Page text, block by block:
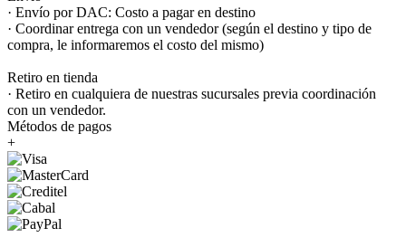
· Envío por DAC: Costo a pagar en destino
· Coordinar entrega con un vendedor (según el destino y tipo de
compra, le informaremos el costo del mismo)
Retiro en tienda
· Retiro en cualquiera de nuestras sucursales previa coordinación
con un vendedor.
Métodos de pagos
+